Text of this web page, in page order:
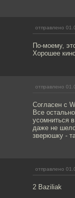
отправлено
По-моему,
Хорошее
отправлено
Согласен с
Все
усомниться
даже не
зверюшку -
отправлено
2 Baziliak